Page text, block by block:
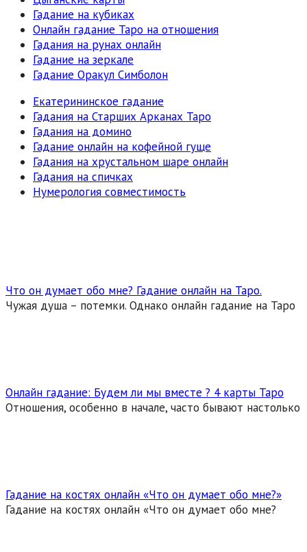
Гадание на кубиках
Онлайн гадание Таро на отношения
Гадания на рунах онлайн
Гадание на зеркале
Гадание Оракул Симболон
Екатерининское гадание
Гадания на Старших Арканах Таро
Гадания на домино
Гадание онлайн на кофейной гуще
Гадания на хрустальном шаре онлайн
Гадания на спичках
Нумерология совместимость
Что он думает обо мне? Гадание онлайн на Таро.
Чужая душа – потемки. Однако онлайн гадание на Таро
Онлайн гадание: Будем ли мы вместе ? 4 карты Таро
Отношения, особенно в начале, часто бывают настолько
Гадание на костях онлайн «Что он думает обо мне?»
Гадание на костях онлайн «Что он думает обо мне?